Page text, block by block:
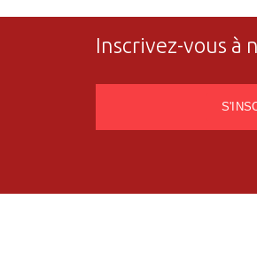
Inscrivez-vous à